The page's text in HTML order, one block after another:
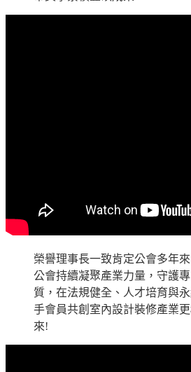
榮譽理事長一致肯定公會多年
公會持續凝聚產業力量，守護
質，在法規健全、人才培育與
手會員共創室內設計裝修產業
來!